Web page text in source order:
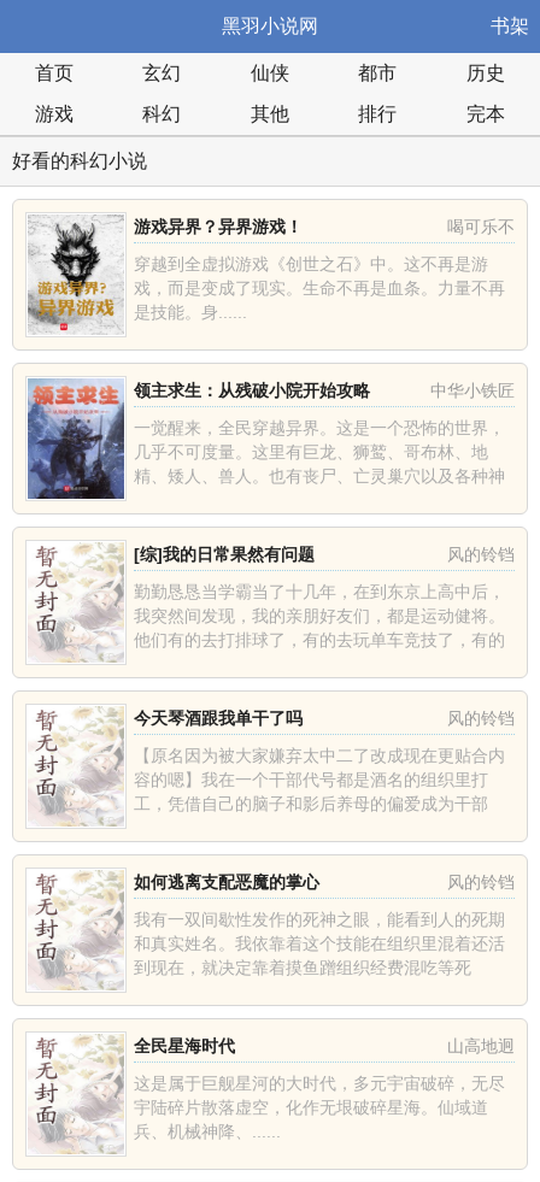
黑羽小说网 书架
首页 玄幻 仙侠 都市
历史
游戏
科幻 其他 排行 完本
好看的科幻小说
喝可乐不
游戏异界？异界游戏！
穿越到全虚拟游戏《创世之石》中。这不再是游
戏，而是变成了现实。生命不再是血条。力量不再
是技能。身......
中华小铁匠
领主求生：从残破小院开始攻略
一觉醒来，全民穿越异界。这是一个恐怖的世界，
几乎不可度量。这里有巨龙、狮鹫、哥布林、地
精、矮人、兽人。也有丧尸、亡灵巢穴以及各种神
院、三个农民。要致富，先撸...
风的铃铛
[综]我的日常果然有问题
勤勤恳恳当学霸当了十几年，在到东京上高中后，
我突然间发现，我的亲朋好友们，都是运动健将。
他们有的去打排球了，有的去玩单车竞技了，有的
都进入了国家级别的比赛。...
风的铃铛
今天琴酒跟我单干了吗
【原名因为被大家嫌弃太中二了改成现在更贴合内
容的嗯】我在一个干部代号都是酒名的组织里打
工，凭借自己的脑子和影后养母的偏爱成为干部
有一天，我被我的倒霉上司喊去...
风的铃铛
如何逃离支配恶魔的掌心
我有一双间歇性发作的死神之眼，能看到人的死期
和真实姓名。我依靠着这个技能在组织里混着还活
到现在，就决定靠着摸鱼蹭组织经费混吃等死
任务——给组织近几年的新成员...
山高地迥
全民星海时代
这是属于巨舰星河的大时代，多元宇宙破碎，无尽
宇陆碎片散落虚空，化作无垠破碎星海。仙域道
兵、机械神降、......